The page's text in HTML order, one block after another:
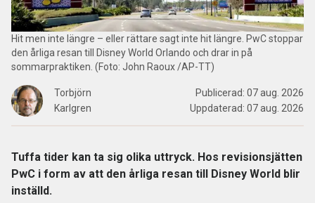
Hit men inte längre – eller rättare sagt inte hit längre. PwC stoppar
den årliga resan till Disney World Orlando och drar in på
sommarpraktiken. (Foto: John Raoux /AP-TT)
Torbjörn
Karlgren
Publicerad: 07 aug. 2026
Uppdaterad: 07 aug. 2026
Tuffa tider kan ta sig olika uttryck. Hos revisionsjätten
PwC i form av att den årliga resan till Disney World blir
inställd.